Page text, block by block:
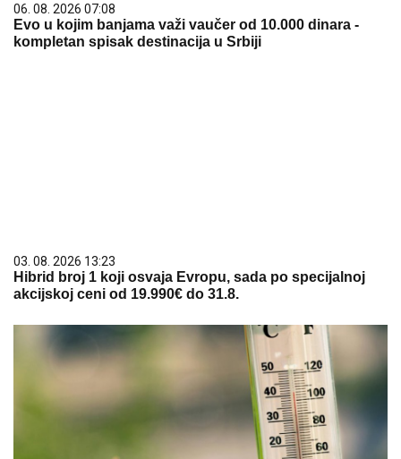
06. 08. 2026 07:08
Evo u kojim banjama važi vaučer od 10.000 dinara -
kompletan spisak destinacija u Srbiji
03. 08. 2026 13:23
Hibrid broj 1 koji osvaja Evropu, sada po specijalnoj
akcijskoj ceni od 19.990€ do 31.8.